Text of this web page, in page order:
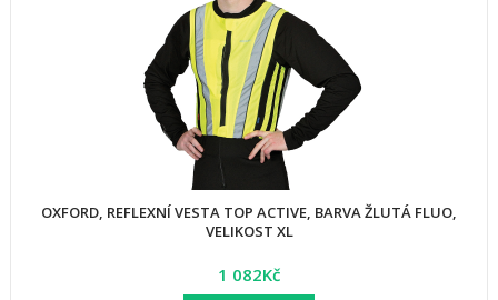
OXFORD, REFLEXNÍ VESTA TOP ACTIVE, BARVA ŽLUTÁ FLUO,
VELIKOST XL
1 082Kč